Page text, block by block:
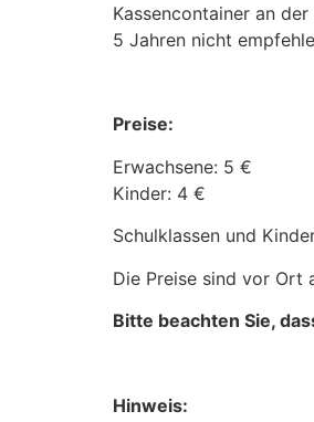
Kassencontainer an
5 Jahren nicht
Preise:
Erwachsene: 5 €
Kinder: 4 €
Schulklassen und
Die Preise sind vor Ort
Bitte beachten Sie,
Hinweis: